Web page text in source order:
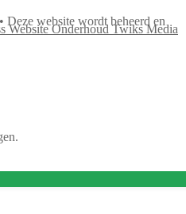
Deze website wordt beheerd en